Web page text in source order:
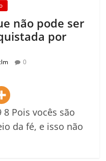
não pode ser
por
0
Pois vocês são
da fé, e isso não